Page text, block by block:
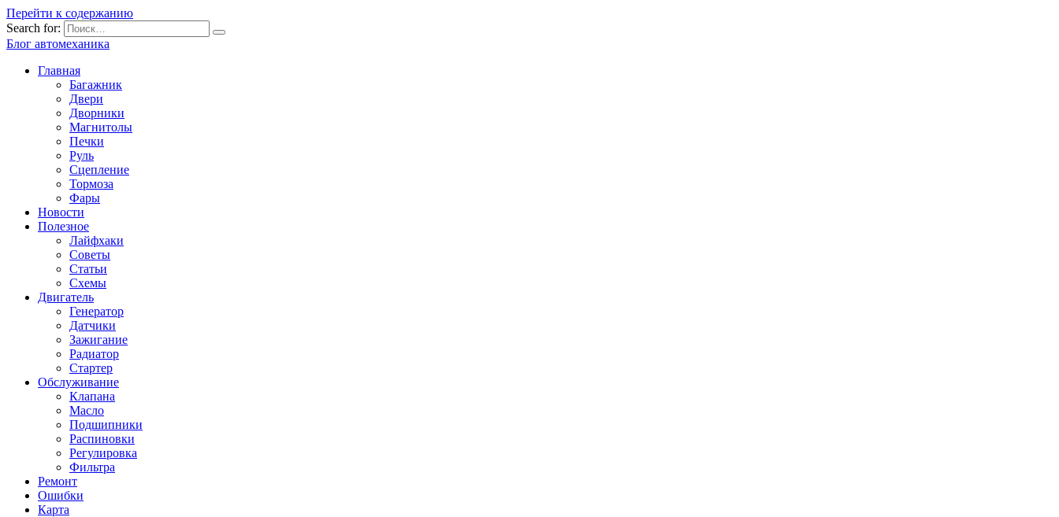
Перейти к содержанию
Search for:
Блог автомеханика
Главная
Багажник
Двери
Дворники
Магнитолы
Печки
Руль
Сцепление
Тормоза
Фары
Новости
Полезное
Лайфхаки
Советы
Статьи
Схемы
Двигатель
Генератор
Датчики
Зажигание
Радиатор
Стартер
Обслуживание
Клапана
Масло
Подшипники
Распиновки
Регулировка
Фильтра
Ремонт
Ошибки
Карта